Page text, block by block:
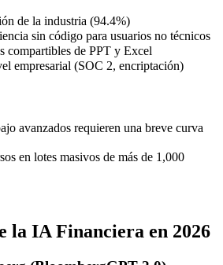
de la industria (94.4%)
sin código para usuarios no técnicos
compartibles de PPT y Excel
empresarial (SOC 2, encriptación)
avanzados requieren una breve curva
en lotes masivos de más de 1,000
la IA Financiera en 2026